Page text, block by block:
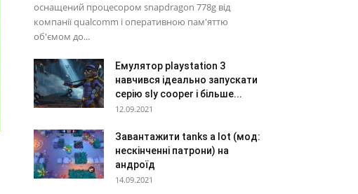
оснащений процесором snapdragon 778g від
компанії qualcomm і оперативною пам'яттю
об'ємом до...
Емулятор playstation 3
навчився ідеально запускати
серію sly cooper і більше...
12.09.2021
Завантажити tanks a lot (мод:
нескінченні патрони) на
андроїд
14.09.2021